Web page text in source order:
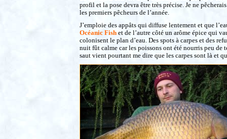
profil et la pose devra être très précise. Je ne
les premiers pêcheurs de l’année.
J’emploie des appâts qui diffuse lentement et que
Océanic Fishet de l’autre côté un arôme épice qui
colonisent le plan d’eau. Des spots à carpes et des
nuit fût calme car les poissons ont été nourris peu de
saut vient pourtant me dire que les carpes sont là et